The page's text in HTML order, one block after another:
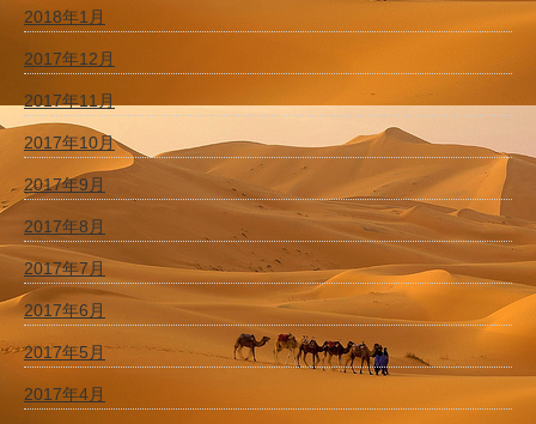
2018年1月
2017年12月
2017年11月
2017年10月
2017年9月
2017年8月
2017年7月
2017年6月
2017年5月
2017年4月